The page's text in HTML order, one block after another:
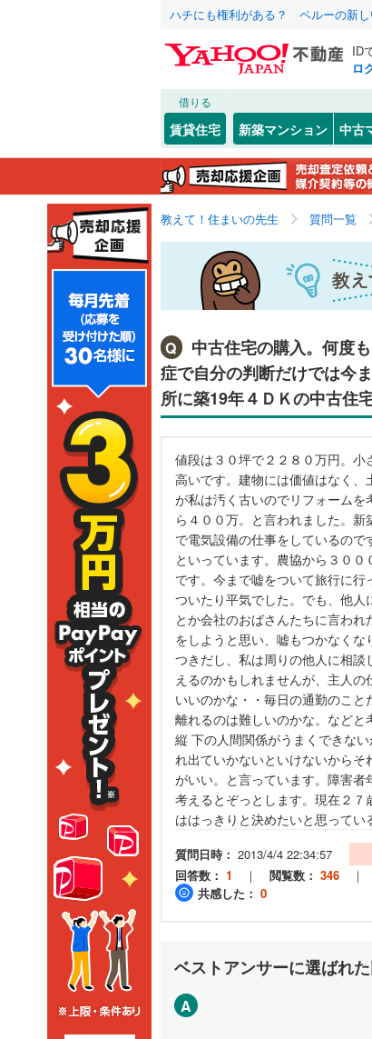
ハチにも権利がある？ ペルーの新
ID
ロ
借りる
賃貸住宅 新築マンション 中古
教えて！住まいの先生 質問一覧
Q
中古住宅の購入。何度
症で自分の判断だけでは今
所に築19年４ＤＫの中古住
値段は３０坪で２２８０万円。
高いです。建物には価値はなく
が私は汚く古いのでリフォーム
ら４００万。と言われました。
で電気設備の仕事をしているの
といっています。農協から３０
です。今まで嘘をついて旅行に
ついたり平気でした。でも、他人
とか会社のおばさんたちに言わ
をしようと思い、嘘もつかなく
つきだし、私は周りの他人に相
えるのかもしれませんが、主人
いいのかな・・毎日の通勤のこ
離れるのは難しいのかな。など
縦 下の人間関係がうまくできな
れ出ていかないといけないから
がいい。と言っています。障害
考えるとぞっとします。現在２
ははっきりと決めたいと思ってい
質問日時： 2013/4/4 22:34:57
回答数： 1 ｜ 閲覧数： 346 ｜
共感した： 0
ベストアンサーに選ばれ
A